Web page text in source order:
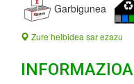
Garbigunea
Zure helbidea sar ezazu
INFORMAZIOA